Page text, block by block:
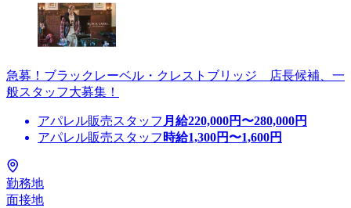
急募！ブラックレーベル・クレストブリッジ 店長候補、一
般スタッフ大募集！
アパレル販売スタッフ 月給220,000円〜280,000円
アパレル販売スタッフ 時給1,300円〜1,600円
勤務地
面接地